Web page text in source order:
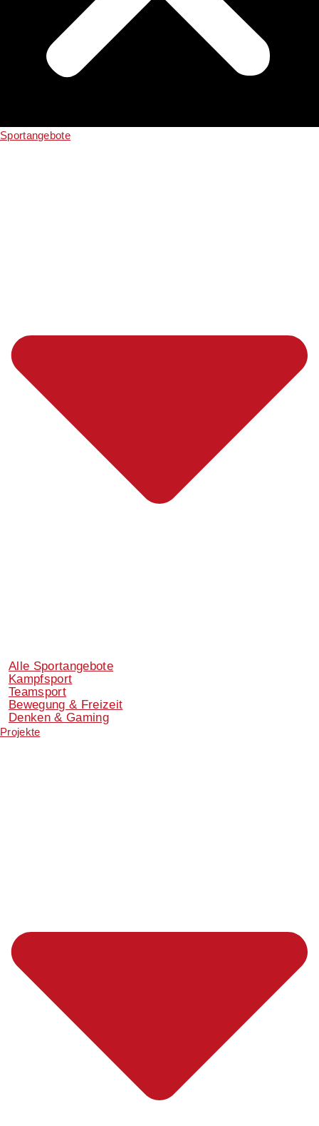
Sportangebote
Alle Sportangebote
Kampfsport
Teamsport
Bewegung & Freizeit
Denken & Gaming
Projekte